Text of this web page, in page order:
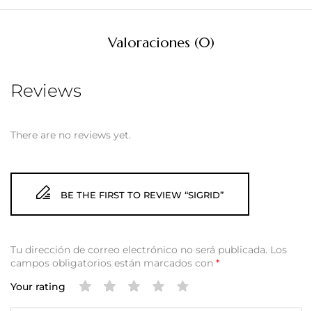
Valoraciones (0)
Reviews
There are no reviews yet.
BE THE FIRST TO REVIEW “SIGRID”
Tu dirección de correo electrónico no será publicada. Los
campos obligatorios están marcados con *
Your rating